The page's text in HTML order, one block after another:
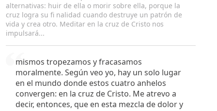
alternativas: huir de ella o morir sobre ella, porque la
cruz logra su fi nalidad cuando destruye un patrón de
vida y crea otro. Meditar en la cruz de Cristo nos
impulsará...
mismos tropezamos y fracasamos
moralmente. Según veo yo, hay un solo lugar
en el mundo donde estos cuatro anhelos
convergen: en la cruz de Cristo. Me atrevo a
decir, entonces, que en esta mezcla de dolor y